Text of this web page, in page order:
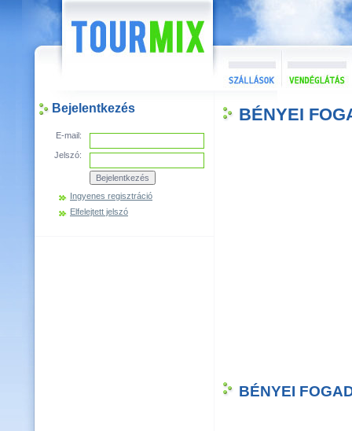
Bejelentkezés
E-mail:
Jelszó:
Ingyenes regisztráció
Elfelejtett jelszó
BÉNYEI
BÉNYEI